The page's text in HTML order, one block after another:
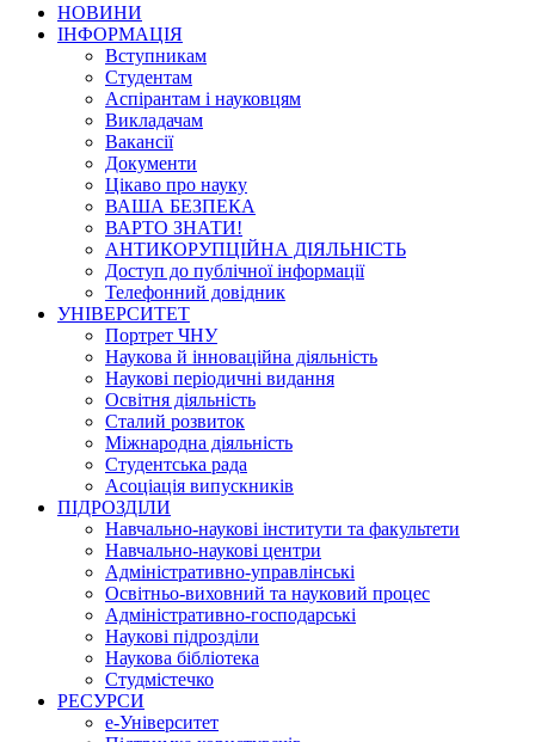
НОВИНИ
ІНФОРМАЦІЯ
Вступникам
Студентам
Аспірантам і науковцям
Викладачам
Вакансії
Документи
Цікаво про науку
ВАША БЕЗПЕКА
ВАРТО ЗНАТИ!
АНТИКОРУПЦІЙНА ДІЯЛЬНІСТЬ
Доступ до публічної інформації
Телефонний довідник
УНІВЕРСИТЕТ
Портрет ЧНУ
Наукова й інноваційна діяльність
Наукові періодичні видання
Освітня діяльність
Сталий розвиток
Міжнародна діяльність
Студентська рада
Асоціація випускників
ПІДРОЗДІЛИ
Навчально-наукові інститути та факультети
Навчально-наукові центри
Адміністративно-управлінські
Освітньо-виховний та науковий процес
Адміністративно-господарські
Наукові підрозділи
Наукова бібліотека
Студмістечко
РЕСУРСИ
е-Університет